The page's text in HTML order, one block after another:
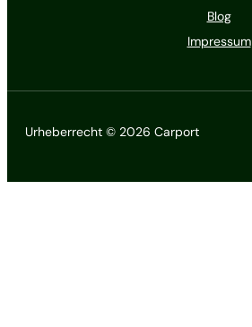
Blog
Impressum
Urheberrecht © 2026 Carport